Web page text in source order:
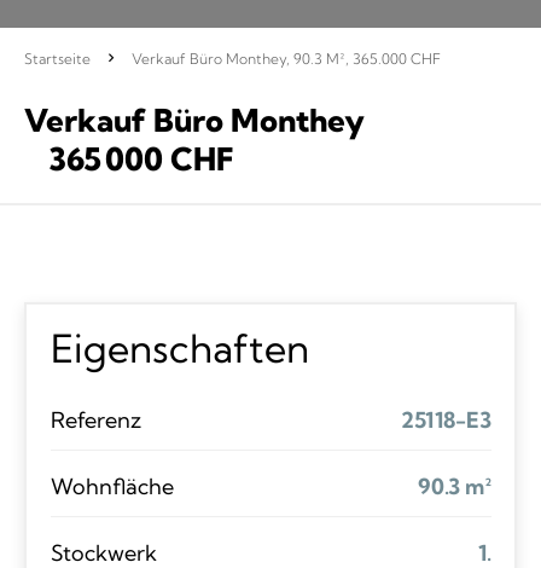
Startseite Verkauf Büro Monthey, 90.3 M², 365.000 CHF
Verkauf Büro Monthey
365 000 CHF
Eigenschaften
Referenz 25118-E3
Wohnfläche 90.3 m²
Stockwerk 1.